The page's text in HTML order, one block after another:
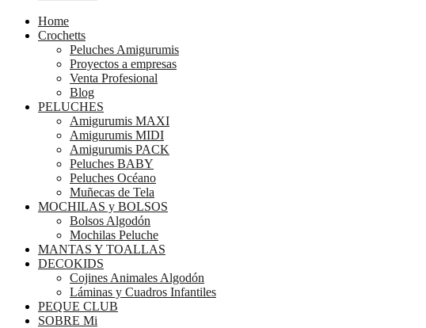
Home
Crochetts
Peluches Amigurumis
Proyectos a empresas
Venta Profesional
Blog
PELUCHES
Amigurumis MAXI
Amigurumis MIDI
Amigurumis PACK
Peluches BABY
Peluches Océano
Muñecas de Tela
MOCHILAS y BOLSOS
Bolsos Algodón
Mochilas Peluche
MANTAS Y TOALLAS
DECOKIDS
Cojines Animales Algodón
Láminas y Cuadros Infantiles
PEQUE CLUB
SOBRE Mi